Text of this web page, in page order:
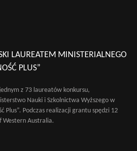
LAUREATEM MINISTERIALNEGO
PLUS”
z 73 laureatów konkursu,
Nauki i Szkolnictwa Wyższego w
Plus”. Podczas realizacji grantu spędzi 12
Western Australia.